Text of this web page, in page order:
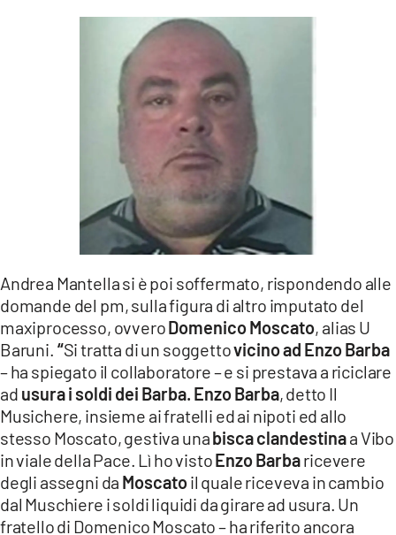
Andrea Mantella si è poi soffermato, rispondendo alle
domande del pm, sulla figura di altro imputato del
maxiprocesso, ovveroDomenico Moscato, alias U
Baruni. “Si tratta di un soggettovicino ad Enzo Barba
– ha spiegato il collaboratore – e si prestava a riciclare
ad usura i soldi dei Barba. Enzo Barba, detto Il
Musichere, insieme ai fratelli ed ai nipoti ed allo
stesso Moscato, gestiva unabisca clandestinaa Vibo
in viale della Pace. Lì ho vistoEnzo Barbaricevere
degli assegni da Moscatoil quale riceveva in cambio
dal Muschiere i soldi liquidi da girare ad usura. Un
fratello di Domenico Moscato – ha riferito ancora